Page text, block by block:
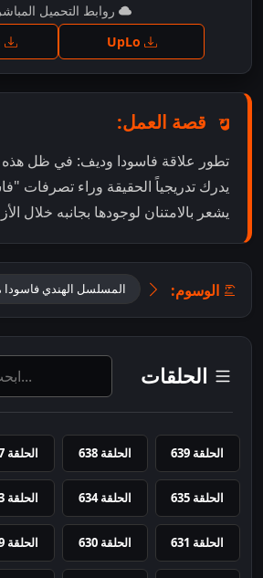
اضغط للمشاهدة
روابط التحميل
قصة العمل:
تطور علاقة فاسودا وديف: في ظل هذه
يدرك تدريجياً الحقيقة وراء تصرفات
يشعر بالامتنان لوجودها بجانبه خلال
الوسوم: المسلسل الهندي فاسودا
الحلقات
الحلقة 639 الحلقة 638 الحلقة 637
الحلقة 635 الحلقة 634 الحلقة 633
الحلقة 631 الحلقة 630 الحلقة 629